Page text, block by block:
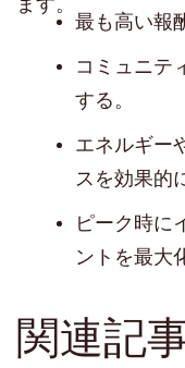
ます。
最も高い報
コミュニテ
する。
エネルギー
スを効果的
ピーク時に
ントを最大
関連記